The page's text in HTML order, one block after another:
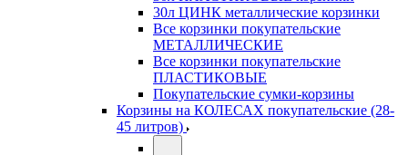
30л ЦИНК металлические корзинки
Все корзинки покупательские
МЕТАЛЛИЧЕСКИЕ
Все корзинки покупательские
ПЛАСТИКОВЫЕ
Покупательские сумки-корзины
Корзины на КОЛЕСАХ покупательские (28-
45 литров)